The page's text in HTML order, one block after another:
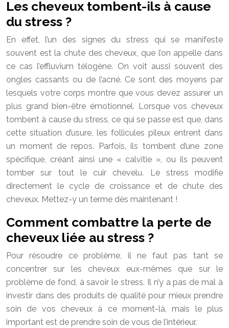
Les cheveux tombent-ils à cause
du stress ?
En effet, l’un des signes du stress qui se manifeste
souvent est la chute des cheveux, que l’on appelle dans
ce cas l’effluvium télogène. On voit aussi souvent des
ongles cassants ou de l’acné. Ce sont des moyens par
lesquels votre corps montre que vous devez assurer un
plus grand bien-être émotionnel. Lorsque vos cheveux
tombent à cause du stress, ce qui se passe est que, dans
cette situation d’usure, les follicules pileux entrent dans
un moment de repos. Parfois, ils tombent d’une zone
spécifique, créant ainsi une « calvitie », ou ils peuvent
tomber sur tout le cuir chevelu. Le stress modifie
directement le cycle de croissance et de chute des
cheveux. Mettez-y un terme dès maintenant !
Comment combattre la perte de
cheveux liée au stress ?
Pour résoudre ce problème, il ne faut pas tant se
concentrer sur les cheveux eux-mêmes que sur le
problème de fond, à savoir le stress. Il n’y a pas de mal à
investir dans des produits de qualité pour mieux prendre
soin de vos cheveux à ce moment-là, mais le plus
important est de prendre soin de vous de l’intérieur.